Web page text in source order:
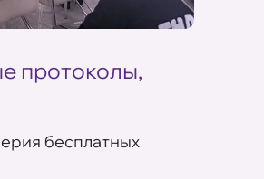
протоколы,
бесплатных